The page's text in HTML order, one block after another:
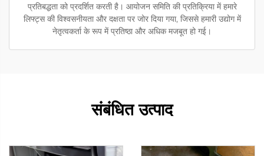
प्रतिबद्धता को प्रदर्शित करती है। आयोजन समिति की प्रतिक्रिया में हमारे
लिफ्ट्स की विश्वसनीयता और दक्षता पर जोर दिया गया, जिससे हमारी उद्योग में
नेतृत्वकर्ता के रूप में प्रतिष्ठा और अधिक मजबूत हो गई।
संबंधित उत्पाद